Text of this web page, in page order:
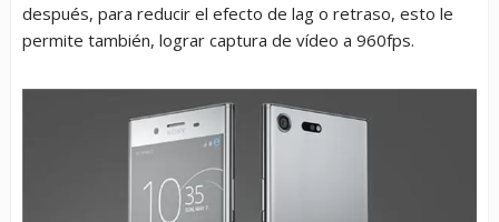
después, para reducir el efecto de lag o retraso, esto le
permite también, lograr captura de vídeo a 960fps.